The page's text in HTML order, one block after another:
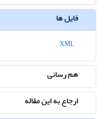
فایل ها
هم رسانی
ارجاع به این مقاله